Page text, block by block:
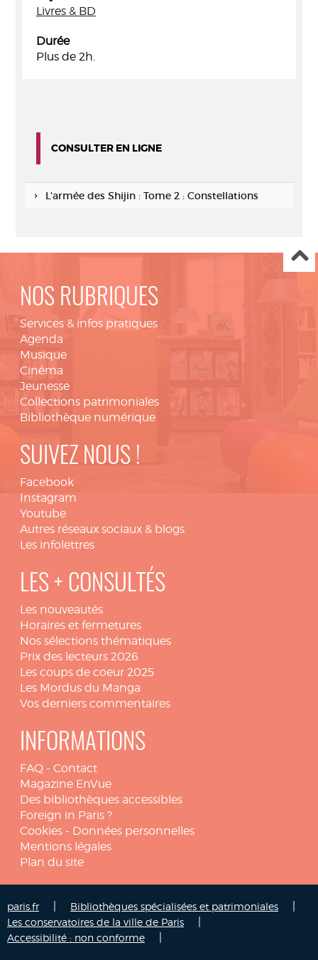
Livres & BD
Durée
Plus de 2h.
CONSULTER EN LIGNE
L'armée des Shijin : Tome 2 : Constellations
NOS RUBRIQUES
Services & infos pratiques
Agenda
Musique
Cinéma
Jeunesse
Collections patrimoniales
Bibliothèque numérique
SUIVEZ NOUS !
Facebook
Instagram
Youtube
Autres réseaux sociaux & blogs
Les infolettres
LES + CONSULTÉS
Les nouveautés
Horaires et fermetures
Nos sélections thématiques
Prix des lecteurs 2026
Les coups de coeur 2025
Les Mordus du Manga
Vos derniers commentaires
INFORMATIONS
FAQ - Contact
Magazine EnVue
Des bibliothèques accessibles
Foreign in Paris ?
Cookies - Données personnelles
Mentions légales
Plan du site
paris.fr Bibliothèques spécialisées et patrimoniales
Les conservatoires de la ville de Paris
Accessibilité : non conforme